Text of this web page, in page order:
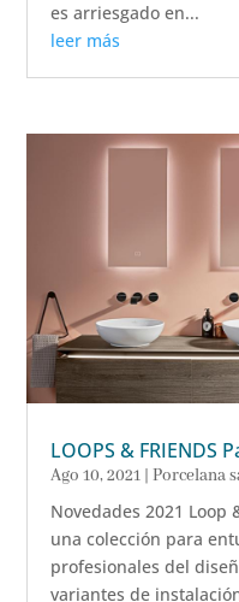
es arriesgado en...
leer más
LOOPS & FRIENDS
Ago 10, 2021 |Porcelana
Novedades 2021 Loop
una colección para
profesionales del
variantes de